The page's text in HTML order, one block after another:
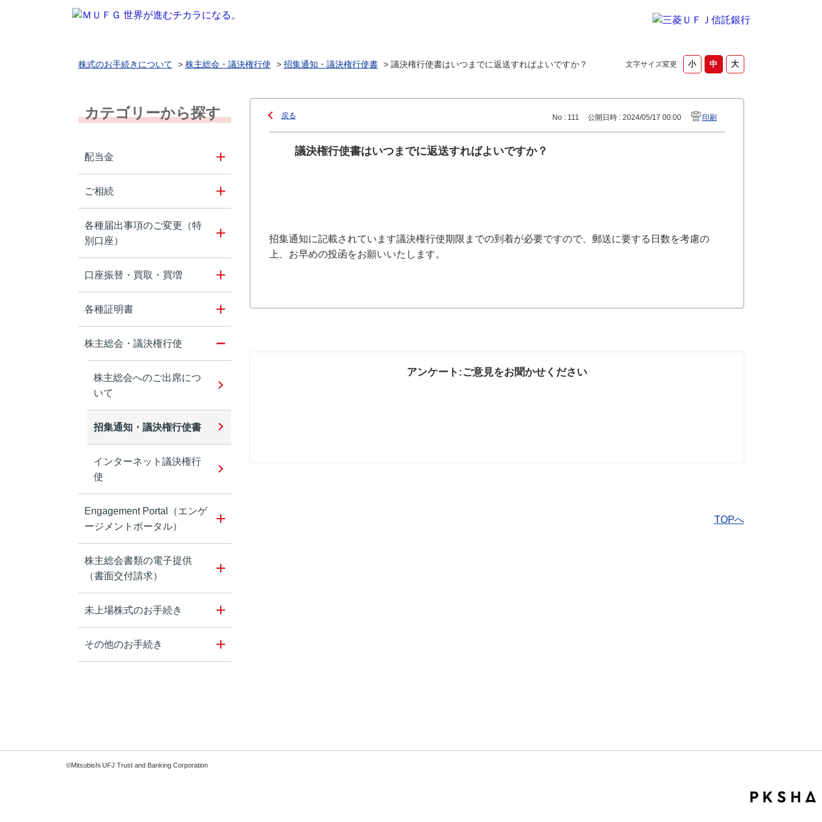
文字サイズ変更
株式のお手続きについて > 株主総会・議決権行使 > 招集通知・議決権行使書 > 議決権行使書はいつまでに返送すればよいですか？
カテゴリーから探す
配当金
ご相続
各種届出事項のご変更（特
別口座）
口座振替・買取・買増
各種証明書
株主総会・議決権行使
株主総会へのご出席につ
いて
招集通知・議決権行使書
インターネット議決権行
使
Engagement Portal（エンゲ
ージメントポータル）
株主総会書類の電子提供
（書面交付請求）
未上場株式のお手続き
その他のお手続き
戻る No : 111 公開日時 : 2024/05/17 00:00 印刷
議決権行使書はいつまでに返送すればよいですか？
招集通知に記載されています議決権行使期限までの到着が必要ですので、郵送に要する日数を考慮の
上、お早めの投函をお願いいたします。
アンケート:ご意見をお聞かせください
TOPへ
©Mitsubishi UFJ Trust and Banking Corporation